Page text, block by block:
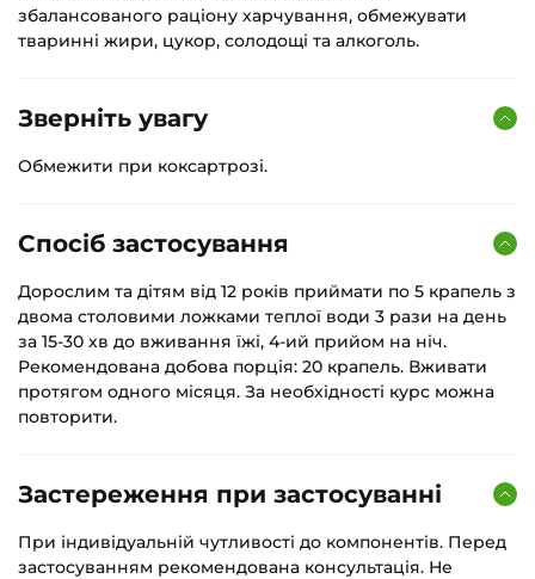
збалансованого раціону харчування, обмежувати
тваринні жири, цукор, солодощі та алкоголь.
Зверніть увагу
Обмежити при коксартрозі.
Спосіб застосування
Дорослим та дітям від 12 років приймати по 5 крапель з
двома столовими ложками теплої води 3 рази на день
за 15-30 хв до вживання їжі, 4-ий прийом на ніч.
Рекомендована добова порція: 20 крапель. Вживати
протягом одного місяця. За необхідності курс можна
повторити.
Застереження при застосуванні
При індивідуальній чутливості до компонентів. Перед
застосуванням рекомендована консультація. Не